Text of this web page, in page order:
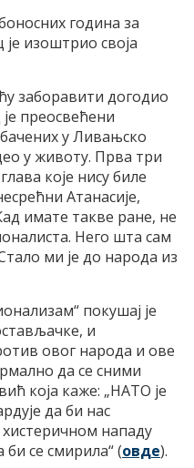
година за
изоштрио своја
заборавити догодио
преосвећени
у Ливањско
у животу. Прва три
које нису биле
Атанасије,
имате такве ране, не
Него шта сам
ми је до народа из
покушај је
и
овог народа и ове
да се сними
која каже: „НАТО је
да би нас
хистеричном нападу
се смирила“ (овде).